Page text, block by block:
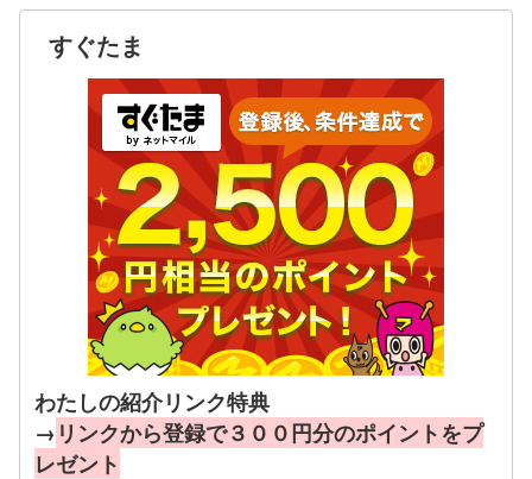
すぐたま
わたしの紹介リンク特典
→ リンクから登録で３００円分のポイントをプ
レゼント